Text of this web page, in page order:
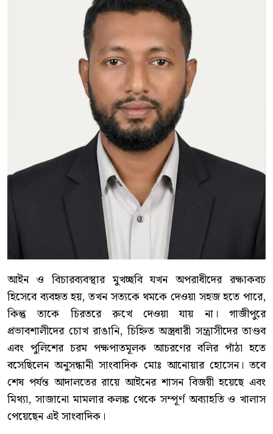
আইন ও বিচারব্যবস্থার মুখচ্ছবি যখন অপরাধীদের রক্ষাকবচ
হিসেবে ব্যবহৃত হয়, তখন সত্যকে থমকে দেওয়া সহজ হতে পারে,
কিন্তু তাকে চিরতরে রুখে দেওয়া যায় না। গাজীপুরে
প্রভাবশালীদের চোখ রাঙানি, চিহ্নিত অস্ত্রধারী সন্ত্রাসীদের তাণ্ডব
এবং পুলিশের চরম পক্ষপাতমূলক আচরণের বলির পাঁঠা হতে
বসেছিলেন অনুসন্ধানী সাংবাদিক মোঃ আনোয়ার হোসেন। তবে
শেষ পর্যন্ত আদালতের রায়ে আইনের শাসন বিজয়ী হয়েছে এবং
মিথ্যা, সাজানো মামলার কলঙ্ক থেকে সম্পূর্ণ অব্যাহতি ও খালাস
পেয়েছেন এই সাংবাদিক।